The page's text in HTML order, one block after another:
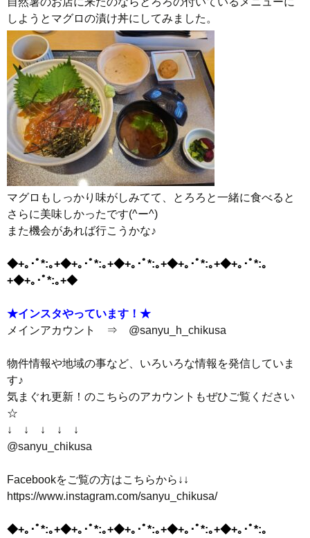
しようとマグロの漬け丼にしてみました。
マグロもしっかり味がしみてて、とろろと一緒に食べると
さらに美味しかったです(^ー^)
また機会があれば行こうかな♪
◆+｡･ﾟ*:｡+◆+｡･ﾟ*:｡+◆+｡･ﾟ*:｡+◆+｡･ﾟ*:｡+◆+｡･ﾟ*:｡
+◆+｡･ﾟ*:｡+◆
★インスタやっています！★
メインアカウント ⇒ @sanyu_h_chikusa
物件情報や地域の事など、いろいろな情報を発信していま
す♪
気まぐれ更新！のこちらのアカウントもぜひご覧ください
☆
↓ ↓ ↓ ↓ ↓
@sanyu_chikusa
Facebookをご覧の方はこちらから↓↓
https://www.instagram.com/sanyu_chikusa/
◆+｡･ﾟ*:｡+◆+｡･ﾟ*:｡+◆+｡･ﾟ*:｡+◆+｡･ﾟ*:｡+◆+｡･ﾟ*:｡